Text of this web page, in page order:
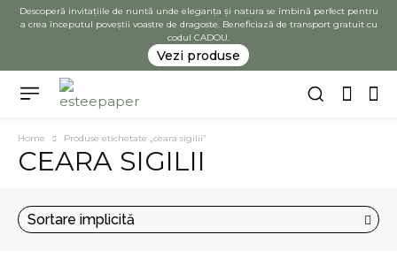
Descoperă invitațiile de nuntă unde eleganța și natura se îmbină perfect pentru
a crea începutul poveștii voastre de dragoste. Beneficiază de transport gratuit cu
codul CADOU.
Vezi produse
Home Produse etichetate „ceara sigilii”
CEARA SIGILII